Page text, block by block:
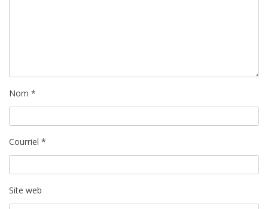
Nom *
Courriel *
Site web